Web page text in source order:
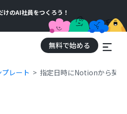
のAI社員をつくろう！
無料で始める
レート 指定日時にNotionから契